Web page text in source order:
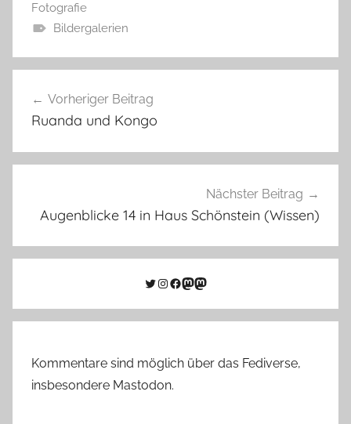
Fotografie
Bildergalerien
Vorheriger Beitrag
Ruanda und Kongo
Nächster Beitrag
Augenblicke 14 in Haus Schönstein (Wissen)
Twitter
Instagram
Facebook
Link zu Mastodon
Mastodon
Kommentare sind möglich über das Fediverse,
insbesondere Mastodon.